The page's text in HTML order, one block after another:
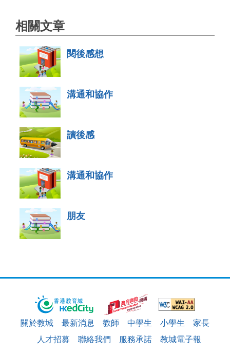
相關文章
閱後感想
溝通和協作
讀後感
溝通和協作
朋友
關於教城 最新消息 教師 中學生 小學生
家長
人才招募
聯絡我們 服務承諾 教城電子報